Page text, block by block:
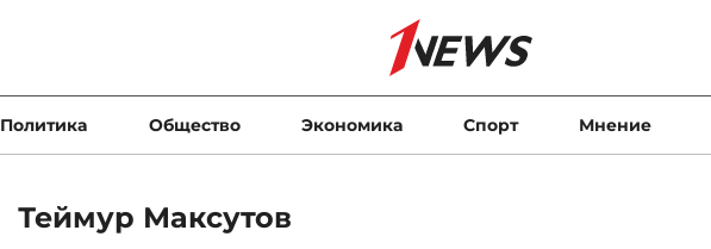
Политика Общество Экономика Спорт Мнение
Теймур Максутов